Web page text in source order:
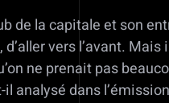
de la capitale et son
vers l’avant.
ne prenait pas
analysé dans